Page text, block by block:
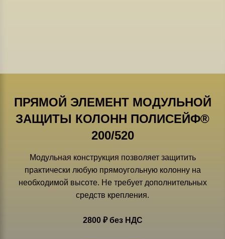
ПРЯМОЙ ЭЛЕМЕНТ МОДУЛЬНОЙ
ЗАЩИТЫ КОЛОНН ПОЛИСЕЙФ®
200/520
Модульная конструкция позволяет защитить
практически любую прямоугольную колонну на
необходимой высоте. Не требует дополнительных
средств крепления.
2800 ₽ без НДС